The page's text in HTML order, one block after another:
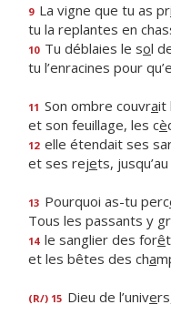
9 La vigne que tu as pri
tu la replantes en
10 Tu déblaies le sol
tu l’enracines pour
11 Son ombre couvrait
et son feuillage, les cè
12 elle étendait ses
et ses rejets,
13 Pourquoi as-tu perc
Tous les passants y
14 le sanglier des forê
et les bêtes des cha
(R/) 15 Dieu de l’unive